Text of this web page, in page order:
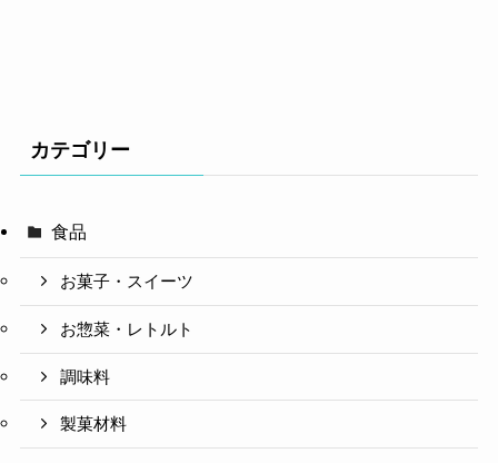
カテゴリー
食品
お菓子・スイーツ
お惣菜・レトルト
調味料
製菓材料